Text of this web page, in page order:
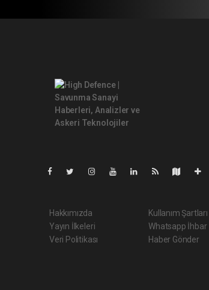
Hakkımızda
Yayın İlkeleri
Veri Politikası
Kullanım Şartları
Whatsapp İhbar
Haber Gönder